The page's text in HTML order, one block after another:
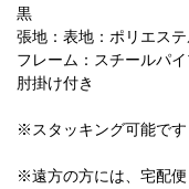
黒
張地：表地：ポリエス
フレーム：スチールパ
肘掛け付き
※スタッキング可能です
※遠方の方には、宅配便